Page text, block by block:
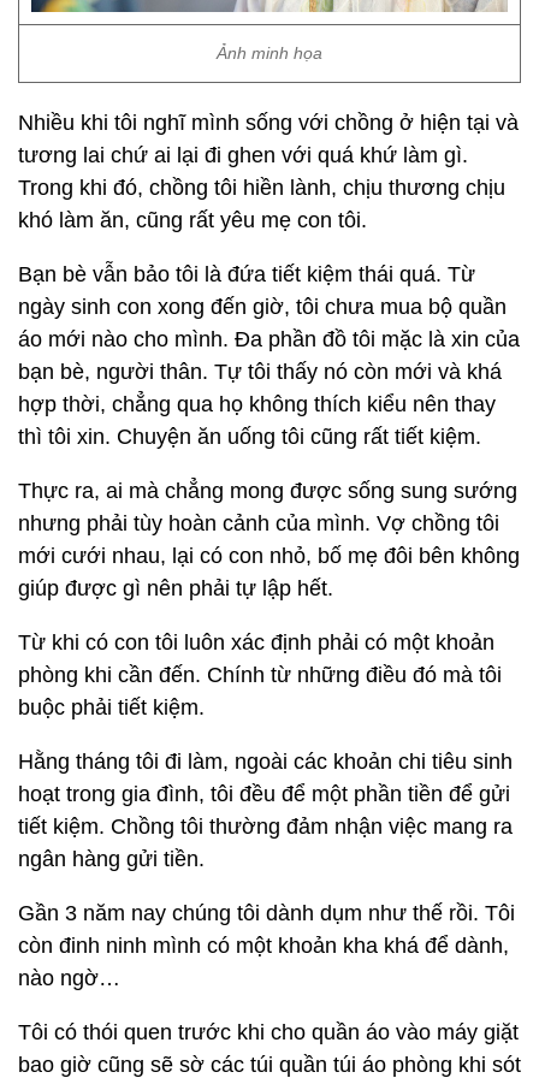
Ảnh minh họa
Nhiều khi tôi nghĩ mình sống với chồng ở hiện tại và
tương lai chứ ai lại đi ghen với quá khứ làm gì.
Trong khi đó, chồng tôi hiền lành, chịu thương chịu
khó làm ăn, cũng rất yêu mẹ con tôi.
Bạn bè vẫn bảo tôi là đứa tiết kiệm thái quá. Từ
ngày sinh con xong đến giờ, tôi chưa mua bộ quần
áo mới nào cho mình. Đa phần đồ tôi mặc là xin của
bạn bè, người thân. Tự tôi thấy nó còn mới và khá
hợp thời, chẳng qua họ không thích kiểu nên thay
thì tôi xin. Chuyện ăn uống tôi cũng rất tiết kiệm.
Thực ra, ai mà chẳng mong được sống sung sướng
nhưng phải tùy hoàn cảnh của mình. Vợ chồng tôi
mới cưới nhau, lại có con nhỏ, bố mẹ đôi bên không
giúp được gì nên phải tự lập hết.
Từ khi có con tôi luôn xác định phải có một khoản
phòng khi cần đến. Chính từ những điều đó mà tôi
buộc phải tiết kiệm.
Hằng tháng tôi đi làm, ngoài các khoản chi tiêu sinh
hoạt trong gia đình, tôi đều để một phần tiền để gửi
tiết kiệm. Chồng tôi thường đảm nhận việc mang ra
ngân hàng gửi tiền.
Gần 3 năm nay chúng tôi dành dụm như thế rồi. Tôi
còn đinh ninh mình có một khoản kha khá để dành,
nào ngờ…
Tôi có thói quen trước khi cho quần áo vào máy giặt
bao giờ cũng sẽ sờ các túi quần túi áo phòng khi sót